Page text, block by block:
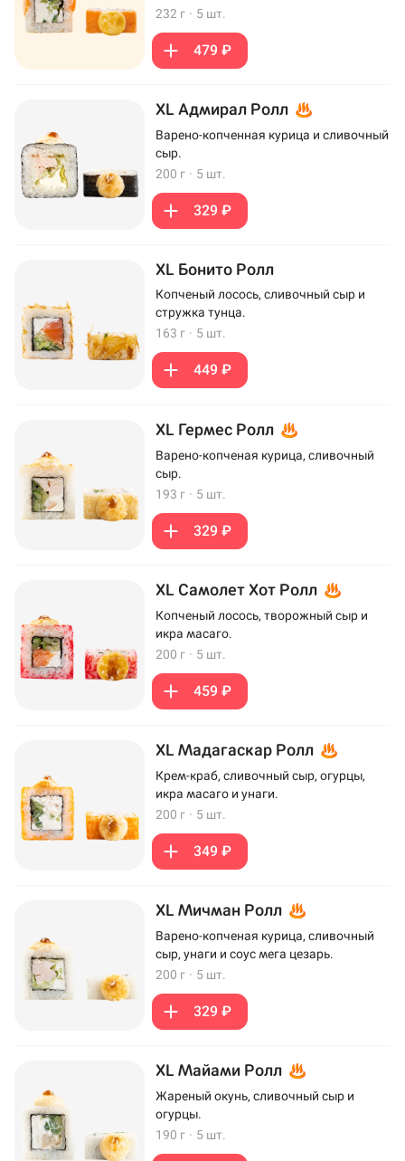
232 г · 5 шт.
479 ₽
XL Адмирал Ролл
Варено-копченная курица и сливочный
сыр.
200 г · 5 шт.
329 ₽
XL Бонито Ролл
Копченый лосось, сливочный сыр и
стружка тунца.
163 г · 5 шт.
449 ₽
XL Гермес Ролл
Варено-копченая курица, сливочный
сыр.
193 г · 5 шт.
329 ₽
XL Самолет Хот Ролл
Копченый лосось, творожный сыр и
икра масаго.
200 г · 5 шт.
459 ₽
XL Мадагаскар Ролл
Крем-краб, сливочный сыр, огурцы,
икра масаго и унаги.
200 г · 5 шт.
349 ₽
XL Мичман Ролл
Варено-копченая курица, сливочный
сыр, унаги и соус мега цезарь.
200 г · 5 шт.
329 ₽
XL Майами Ролл
Жареный окунь, сливочный сыр и
огурцы.
190 г · 5 шт.